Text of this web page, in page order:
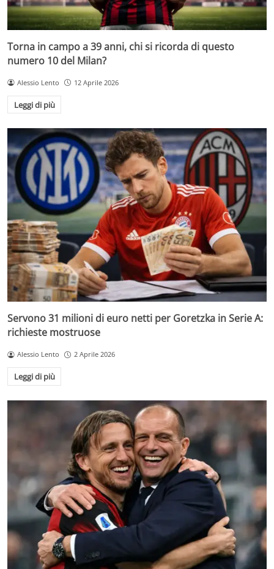
Torna in campo a 39 anni, chi si ricorda di questo
numero 10 del Milan?
Alessio Lento 12 Aprile 2026
Leggi di più
Servono 31 milioni di euro netti per Goretzka in Serie A:
richieste mostruose
Alessio Lento 2 Aprile 2026
Leggi di più